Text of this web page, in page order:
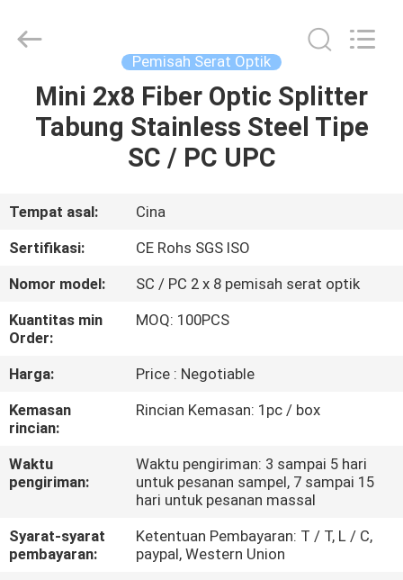
RUMAH
TENTANG
KAMI
TUR
PABRIK
KONTROL
KUALITAS
HUBUNGI
BERITA
optics.com.
Pemisah Serat Optik
Mini 2x8 Fiber Optic Splitter
Tabung Stainless Steel Tipe
SC / PC UPC
Tempat asal:
Cina
Sertifikasi:
CE Rohs SGS ISO
Nomor model:
SC / PC 2 x 8 pemisah serat optik
Kuantitas min
Order:
MOQ: 100PCS
Harga:
Price : Negotiable
Kemasan
rincian:
Rincian Kemasan: 1pc / box
Waktu
pengiriman:
Waktu pengiriman: 3 sampai 5 hari
untuk pesanan sampel, 7 sampai 15
hari untuk pesanan massal
Syarat-syarat
pembayaran:
Ketentuan Pembayaran: T / T, L / C,
paypal, Western Union